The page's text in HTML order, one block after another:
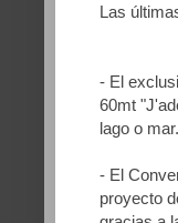
Las
- El
60mt
lago o mar.
- El
proyecto